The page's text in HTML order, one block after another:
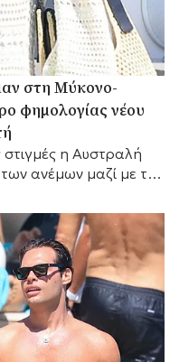
στη Μύκονο-
φημολογίας νέου
στιγμές η Αυστραλή
ανέμων μαζί με τη